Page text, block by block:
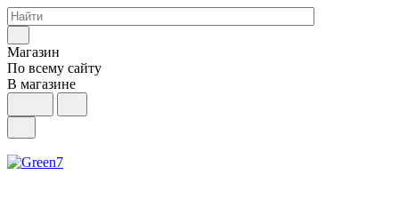
Магазин
По всему сайту
В магазине